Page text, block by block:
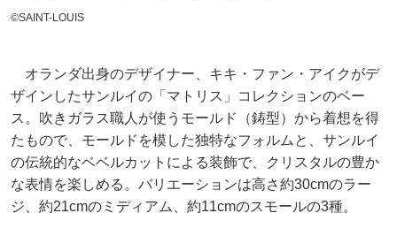
©SAINT-LOUIS
オランダ出身のデザイナー、キキ・ファン・アイクがデ
ザインしたサンルイの「マトリス」コレクションのベー
ス。吹きガラス職人が使うモールド（鋳型）から着想を得
たもので、モールドを模した独特なフォルムと、サンルイ
の伝統的なベベルカットによる装飾で、クリスタルの豊か
な表情を楽しめる。バリエーションは高さ約30cmのラー
ジ、約21cmのミディアム、約11cmのスモールの3種。